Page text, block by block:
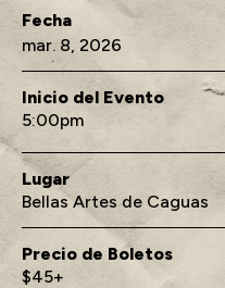
mar.8 , 2026
Inicio del Evento
5:00
Lugar
Bellas Artes de Caguas
Precio de Boletos
$45+